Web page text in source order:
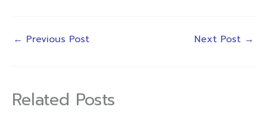
← Previous Post Next Post →
Related Posts